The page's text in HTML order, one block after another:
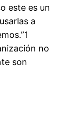
este es un
a
no
son